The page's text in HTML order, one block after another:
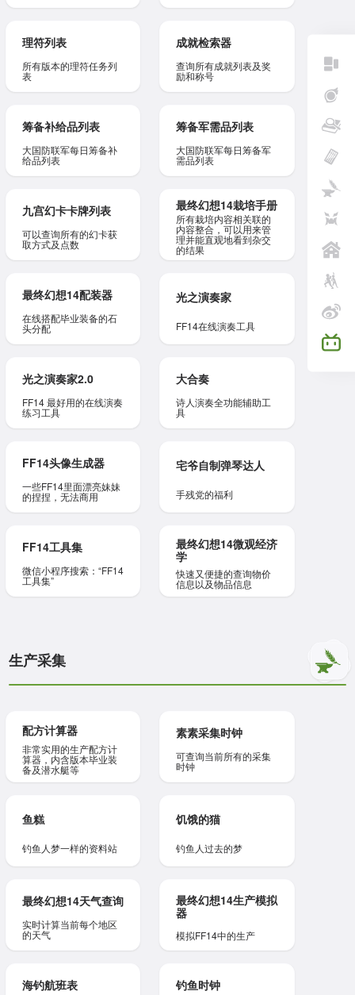
理符列表
所有版本的理符任务列
表
成就检索器
查询所有成就列表及奖
励和称号
筹备补给品列表
大国防联军每日筹备补
给品列表
筹备军需品列表
大国防联军每日筹备军
需品列表
九宫幻卡卡牌列表
可以查询所有的幻卡获
取方式及点数
最终幻想14栽培手册
所有栽培内容相关联的
内容整合，可以用来管
理并能直观地看到杂交
的结果
最终幻想14配装器
在线搭配毕业装备的石
头分配
光之演奏家
FF14在线演奏工具
光之演奏家2.0
FF14 最好用的在线演奏
练习工具
大合奏
诗人演奏全功能辅助工
具
FF14头像生成器
一些FF14里面漂亮妹妹
的捏捏，无法商用
宅爷自制弹琴达人
手残党的福利
FF14工具集
微信小程序搜索：“FF14
工具集”
最终幻想14微观经济
学
快速又便捷的查询物价
信息以及物品信息
生产采集
配方计算器
非常实用的生产配方计
算器，内含版本毕业装
备及潜水艇等
素素采集时钟
可查询当前所有的采集
时钟
鱼糕
钓鱼人梦一样的资料站
饥饿的猫
钓鱼人过去的梦
最终幻想14天气查询
实时计算当前每个地区
的天气
最终幻想14生产模拟
器
模拟FF14中的生产
海钓航班表 钓鱼时钟